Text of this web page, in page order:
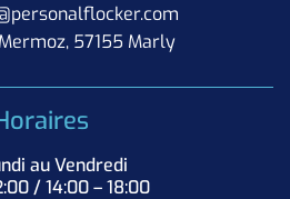
57155 Marly
au Vendredi
/ 14:00 – 18:00